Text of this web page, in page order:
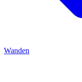
Wanden